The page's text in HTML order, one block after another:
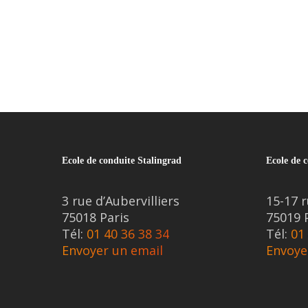
Ecole de conduite Stalingrad
3 rue d’Aubervilliers
75018 Paris
Tél: 01 40 36 38 34
Envoyer un email
Ecole de
15-17
75019
Tél: